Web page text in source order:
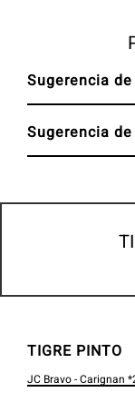
Sugerencia
Sugerencia
TIGRE PINTO
JC Bravo - Carignan